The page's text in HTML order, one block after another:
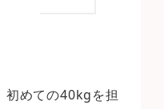
初めての40kgを担